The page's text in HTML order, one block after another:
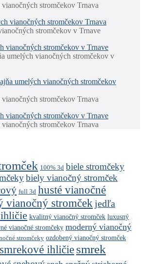
stromčekov Trnava
stromčekov v Trnave
umelých vianočných stromčekov v
stromčekov Trnava
stromčekov Trnava
100% 3d biele stromčeky
biely vianočný stromček
full 3d husté vianočné
vianočný stromčekjedľa
kvalitný vianočný stromček luxusný
vianočné stromčeky moderný vianočný
stromčeky ozdobený vianočný stromček
smrekové ihličie smrek